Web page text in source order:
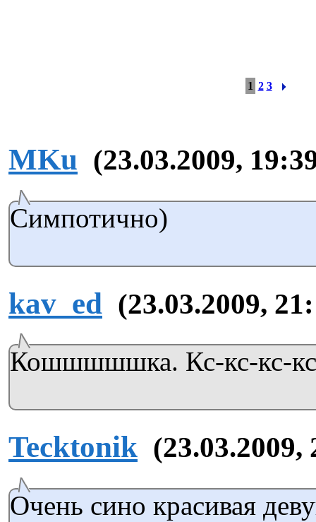
1 2 3
MKu (23.03.2009,
Симпотично)
kav_ed (23.03.2009,
Кошшшшшка. Кс-кс-кс-
Tecktonik (23.03.2009,
Очень сино красивая